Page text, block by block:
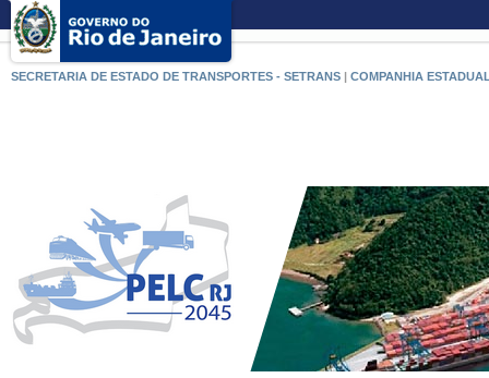
SECRETARIA DE ESTADO DE TRANSPORTES - SETRANS | COMPANHIA